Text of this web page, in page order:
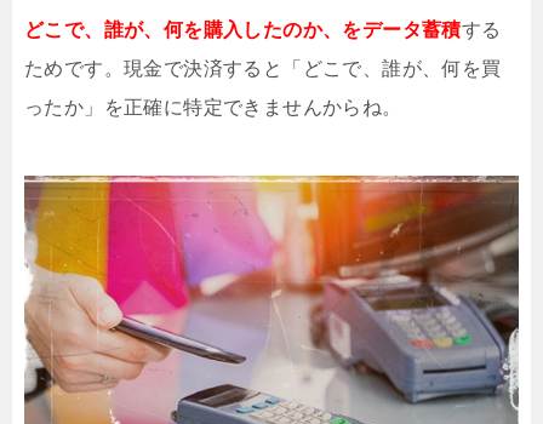
どこで、誰が、何を購入したのか、をデータ蓄積する
ためです。現金で決済すると「どこで、誰が、何を買
ったか」を正確に特定できませんからね。